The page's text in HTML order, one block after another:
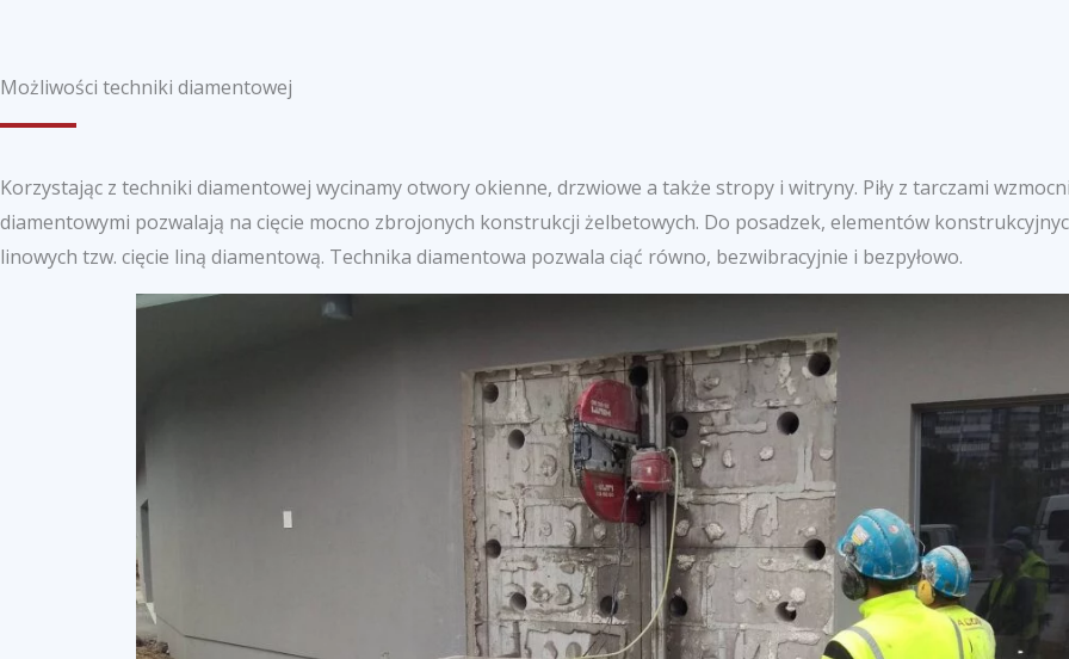
Możliwości techniki diamentowej
Korzystając z techniki diamentowej wycinamy otwory okienne, drzwiowe a także stropy i witryny. Piły z tarczami
diamentowymi pozwalają na cięcie mocno zbrojonych konstrukcji żelbetowych. Do posadzek, elementów
linowych tzw. cięcie liną diamentową. Technika diamentowa pozwala ciąć równo, bezwibracyjnie i bezpyłowo.